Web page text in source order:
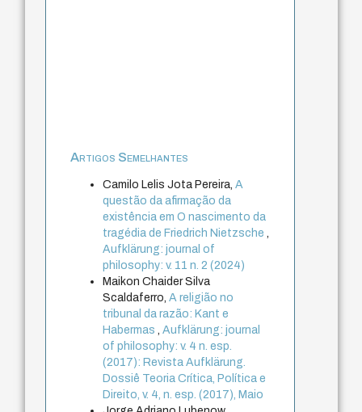
Artigos Semelhantes
Camilo Lelis Jota Pereira,A
questão da afirmação da
existência em O nascimento da
tragédia de Friedrich Nietzsche
Aufklärung: journal of
philosophy: v. 11 n. 2 (2024)
Maikon Chaider Silva
Scaldaferro,A religião no
tribunal da razão: Kant e
Habermas
,Aufklärung: journal
of philosophy: v. 4 n. esp.
(2017): Revista Aufklärung.
Dossiê Teoria Crítica, Política e
Direito, v. 4, n. esp. (2017), Maio